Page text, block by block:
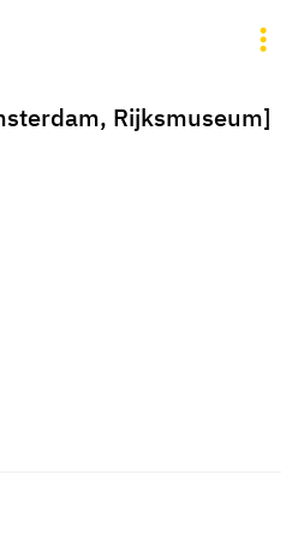
Rijksmuseum]